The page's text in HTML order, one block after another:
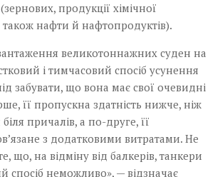
продукції хімічної
також нафти й нафто­продуктів).
великотоннажних суден на
і тимчасовий спосіб усунення
забувати, що вона має свої очевидні
її пропускна здатність нижче, ніж
причалів, а по-друге, її
з додатковими витратами. Не
що, на відміну від балкерів, танкери
спосіб неможливо», — відзначає